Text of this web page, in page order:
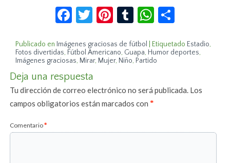
Facebook
Twitter
Pinterest
TumblrWhatsApp
Publicado en Imágenes graciosas de fútbol Etiquetado Estadio,
Fotos divertidas, Fútbol Americano, Guapa, Humor deportes,
Imágenes graciosas, Mirar, Mujer, Niño, Partido
Deja una respuesta
Tu dirección de correo electrónico no será publicada. Los
campos obligatorios están marcados con*
Comentario*